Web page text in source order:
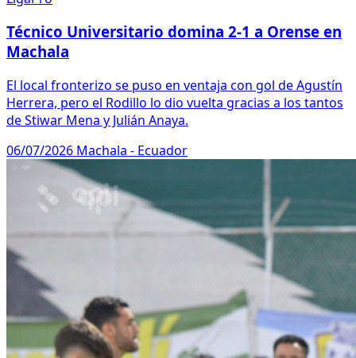
Técnico Universitario domina 2-1 a Orense en
Machala
El local fronterizo se puso en ventaja con gol de Agustín
Herrera, pero el Rodillo lo dio vuelta gracias a los tantos
de Stiwar Mena y Julián Anaya.
06/07/2026 Machala - Ecuador